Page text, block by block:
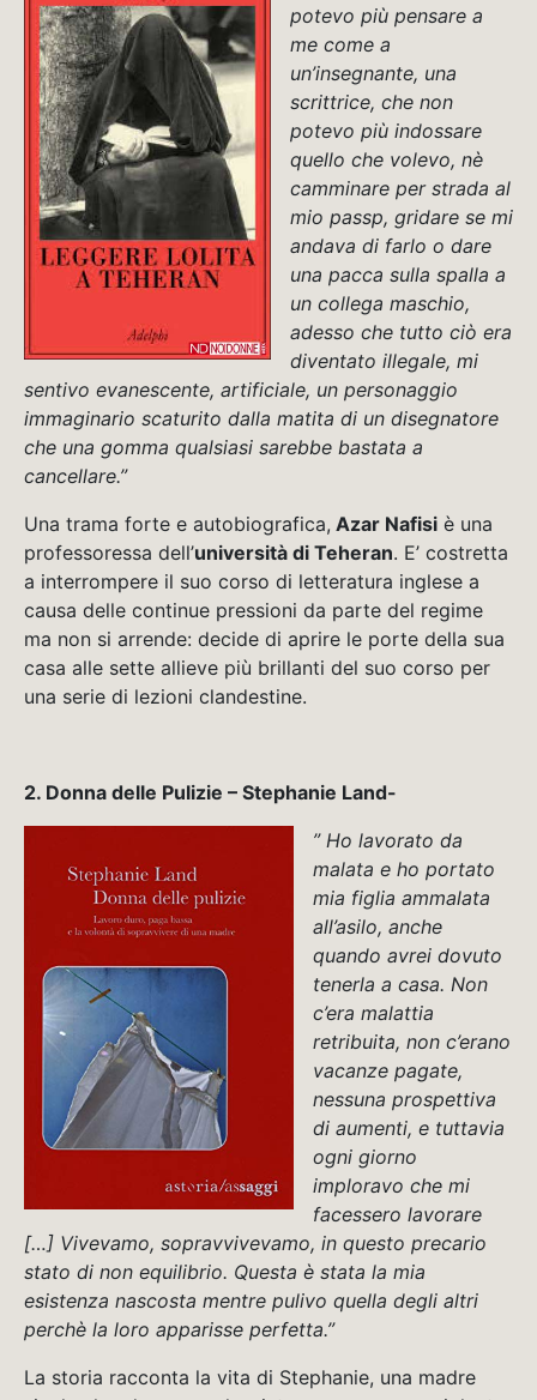
potevo più pensare a
me come a
un’insegnante, una
scrittrice, che non
potevo più indossare
quello che volevo, nè
camminare per strada al
mio passp, gridare se mi
andava di farlo o dare
una pacca sulla spalla a
un collega maschio,
adesso che tutto ciò era
diventato illegale, mi
sentivo evanescente, artificiale, un personaggio
immaginario scaturito dalla matita di un disegnatore
che una gomma qualsiasi sarebbe bastata a
cancellare.”
Una trama forte e autobiografica, Azar Nafisi è una
professoressa dell’università di Teheran. E’ costretta
a interrompere il suo corso di letteratura inglese a
causa delle continue pressioni da parte del regime
ma non si arrende: decide di aprire le porte della sua
casa alle sette allieve più brillanti del suo corso per
una serie di lezioni clandestine.
2. Donna delle Pulizie – Stephanie Land-
” Ho lavorato da
malata e ho portato
mia figlia ammalata
all’asilo, anche
quando avrei dovuto
tenerla a casa. Non
c’era malattia
retribuita, non c’erano
vacanze pagate,
nessuna prospettiva
di aumenti, e tuttavia
ogni giorno
imploravo che mi
facessero lavorare
[…] Vivevamo, sopravvivevamo, in questo precario
stato di non equilibrio. Questa è stata la mia
esistenza nascosta mentre pulivo quella degli altri
perchè la loro apparisse perfetta.”
La storia racconta la vita di Stephanie, una madre